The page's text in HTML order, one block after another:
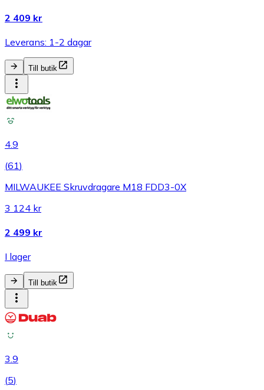
2 409 kr
Leverans: 1-2 dagar
Till butik
4.9
(61)
MILWAUKEE Skruvdragare M18 FDD3-0X
3 124 kr
2 499 kr
I lager
Till butik
3.9
(5)